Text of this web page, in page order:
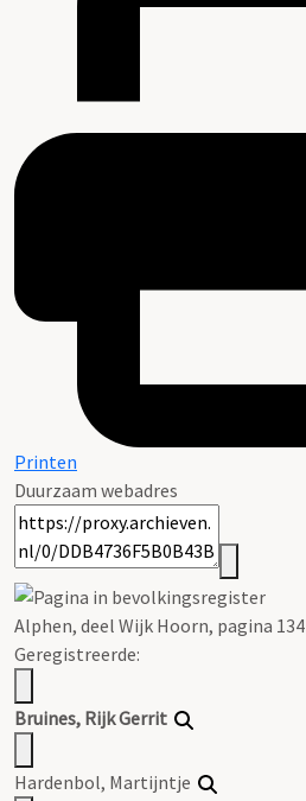
Printen
Duurzaam webadres
Alphen, deel Wijk Hoorn, pagina 134
Geregistreerde:
Bruines, RijkGerrit
Hardenbol, Martijntje